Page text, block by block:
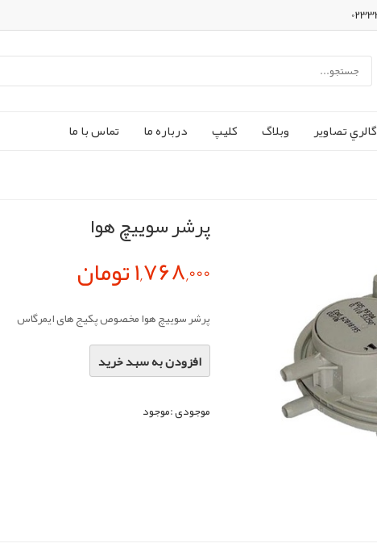
گالري تصاوير وبلاگ کليپ درباره ما تماس با ما
پرشر سوییچ هوا
1,768,000 تومان
پرشر سوییچ هوا مخصوص پکیج های ایمرگاس
افزودن به سبد خرید
موجودی :موجود